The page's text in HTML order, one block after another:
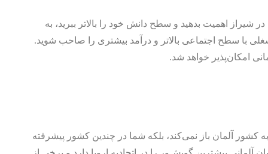
اهمیت بدهید و سطح دانش خود را بالاتر ببرید، به
با سطح اجتماعی بالاتر و درآمد بیشتری را صاحب شوید.
امکان‌پذیر خواهد شد.
کشور آلمان باز نمی‌کند، بلکه شما در چندین کشور پیشرفته